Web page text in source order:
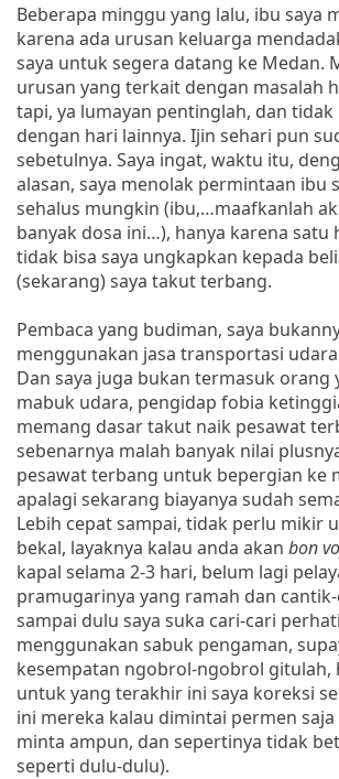
Beberapa minggu yang lalu, ibu saya
karena ada urusan keluarga
saya untuk segera datang ke Medan.
urusan yang terkait dengan masalah
tapi, ya lumayan pentinglah, dan
dengan hari lainnya. Ijin sehari pun
sebetulnya. Saya ingat, waktu itu,
alasan, saya menolak permintaan ibu
sehalus mungkin (ibu,…maafkanlah
banyak dosa ini…), hanya karena satu
tidak bisa saya ungkapkan kepada
(sekarang) saya takut terbang.
Pembaca yang budiman, saya
menggunakan jasa transportasi
Dan saya juga bukan termasuk orang
mabuk udara, pengidap fobia
memang dasar takut naik pesawat
sebenarnya malah banyak nilai
pesawat terbang untuk bepergian ke
apalagi sekarang biayanya sudah
Lebih cepat sampai, tidak perlu mikir
bekal, layaknya kalau anda akan bon
kapal selama 2-3 hari, belum lagi
pramugarinya yang ramah dan
sampai dulu saya suka cari-cari
menggunakan sabuk pengaman,
kesempatan ngobrol-ngobrol gitulah,
untuk yang terakhir ini saya koreksi
ini mereka kalau dimintai permen saja
minta ampun, dan sepertinya tidak
seperti dulu-dulu).